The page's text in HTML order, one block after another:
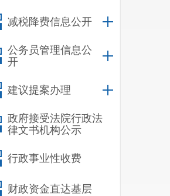
减税降费信息公开
公务员管理信息公
开
建议提案办理
政府接受法院行政法
律文书机构公示
行政事业性收费
财政资金直达基层